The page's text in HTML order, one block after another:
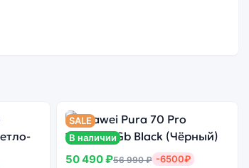
12Gb/256Gb Pink
(Розовый)SALE
В наличии
50 490 ₽56 990 ₽ -6500₽